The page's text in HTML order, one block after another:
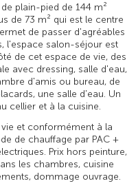
plain-pied de 144 m²
de 73 m² qui est le centre
de passer d'agréables
l'espace salon-séjour est
de cet espace de vie, des
avec dressing, salle d'eau,
d'amis ou bureau, de
une salle d'eau. Un
cellier et à la cuisine.
et conformément à la
de chauffage par PAC +
Prix hors peinture,
les chambres, cuisine
dommage ouvrage.